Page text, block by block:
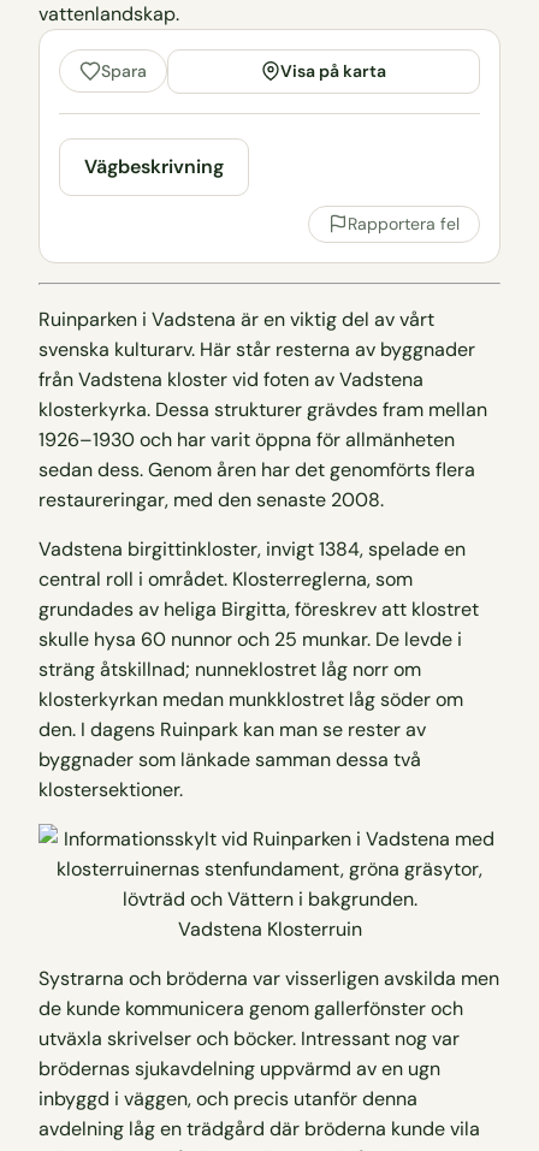
Spara Visa på karta
Vägbeskrivning
Rapportera fel
Ruinparken i Vadstena är en viktig del av vårt
svenska kulturarv. Här står resterna av byggnader
från Vadstena kloster vid foten av Vadstena
klosterkyrka. Dessa strukturer grävdes fram mellan
1926–1930 och har varit öppna för allmänheten
sedan dess. Genom åren har det genomförts flera
restaureringar, med den senaste 2008.
Vadstena birgittinkloster, invigt 1384, spelade en
central roll i området. Klosterreglerna, som
grundades av heliga Birgitta, föreskrev att klostret
skulle hysa 60 nunnor och 25 munkar. De levde i
sträng åtskillnad; nunneklostret låg norr om
klosterkyrkan medan munkklostret låg söder om
den. I dagens Ruinpark kan man se rester av
byggnader som länkade samman dessa två
klostersektioner.
Vadstena Klosterruin
Systrarna och bröderna var visserligen avskilda men
de kunde kommunicera genom gallerfönster och
utväxla skrivelser och böcker. Intressant nog var
brödernas sjukavdelning uppvärmd av en ugn
inbyggd i väggen, och precis utanför denna
avdelning låg en trädgård där bröderna kunde vila